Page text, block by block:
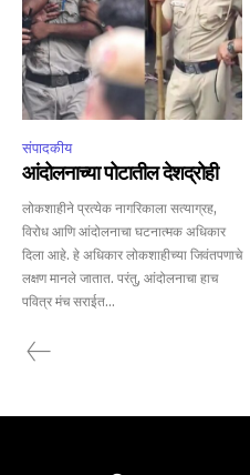
संपादकीय
आंदोलनाच्या पोटातील देशद्रोही
लोकशाहीने प्रत्येक नागरिकाला सत्याग्रह,
विरोध आणि आंदोलनाचा घटनात्मक अधिकार
दिला आहे. हे अधिकार लोकशाहीच्या जिवंतपणाचे
लक्षण मानले जातात. परंतु, आंदोलनाचा हाच
पवित्र मंच सराईत...